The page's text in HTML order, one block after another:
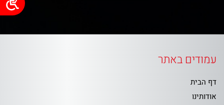
עמודים באתר
דף הבית
אודותינו